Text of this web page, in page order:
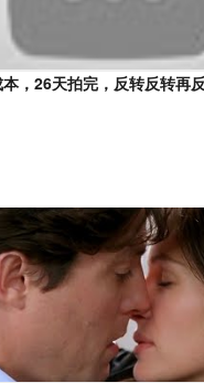
本，26天拍完，反转反转再